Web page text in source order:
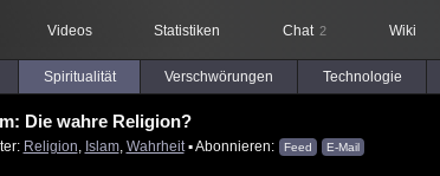
Videos Statistiken Chat 2 Wiki
Spiritualität Verschwörungen Technologie
Die wahre Religion?
Religion Islam, Wahrheit▪ Abonnieren: Feed E-Mail